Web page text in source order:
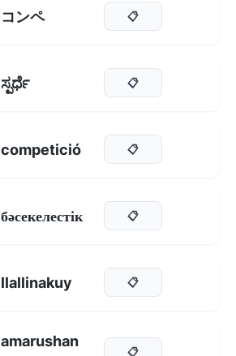
コンペ 📋
ಸ್ಪರ್ಧೆ 📋
competició 📋
бәсекелестік 📋
llallinakuy 📋
amarushan
📋